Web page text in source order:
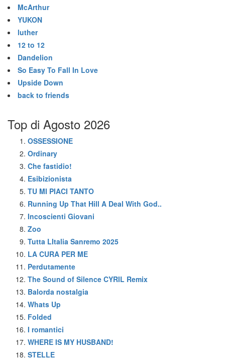
McArthur
YUKON
luther
12 to 12
Dandelion
So Easy To Fall In Love
Upside Down
back to friends
Top di Agosto 2026
OSSESSIONE
Ordinary
Che fastidio!
Esibizionista
TU MI PIACI TANTO
Running Up That Hill A Deal With God..
Incoscienti Giovani
Zoo
Tutta LItalia Sanremo 2025
LA CURA PER ME
Perdutamente
The Sound of Silence CYRIL Remix
Balorda nostalgia
Whats Up
Folded
I romantici
WHERE IS MY HUSBAND!
STELLE